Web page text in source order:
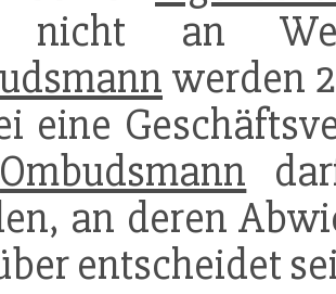
nicht an
werden
eine
Ombudsmann
an deren
entscheidet